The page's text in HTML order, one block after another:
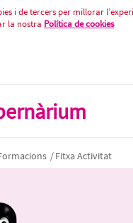
i
i de tercers per millorar
la nostra Política de cookies
/Fitxa Activitat